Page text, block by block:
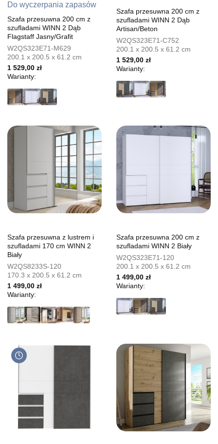
Do wyczerpania zapasów
Szafa przesuwna 200 cm z
szufladami WINN 2 Dąb
Flagstaff Jasny/Grafit
W2QS323E71-M629
200.1 x 200.5 x 61.2 cm
1 529,00 zł
Warianty:
Szafa przesuwna 200 cm z
szufladami WINN 2 Dąb
Artisan/Beton
W2QS323E71-C752
200.1 x 200.5 x 61.2 cm
1 529,00 zł
Warianty:
Szafa przesuwna z lustrem i
szufladami 170 cm WINN 2
Biały
W2QS8233S-120
170.3 x 200.5 x 61.2 cm
1 499,00 zł
Warianty:
Szafa przesuwna 200 cm z
szufladami WINN 2 Biały
W2QS323E71-120
200.1 x 200.5 x 61.2 cm
1 499,00 zł
Warianty: